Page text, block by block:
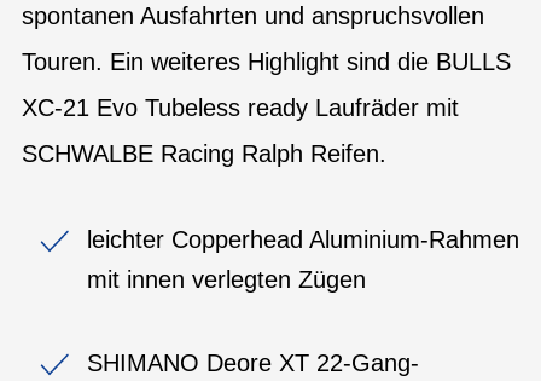
spontanen Ausfahrten und anspruchsvollen
Touren. Ein weiteres Highlight sind die BULLS
XC-21 Evo Tubeless ready Laufräder mit
SCHWALBE Racing Ralph Reifen.
leichter Copperhead Aluminium-Rahmen
mit innen verlegten Zügen
SHIMANO Deore XT 22-Gang-